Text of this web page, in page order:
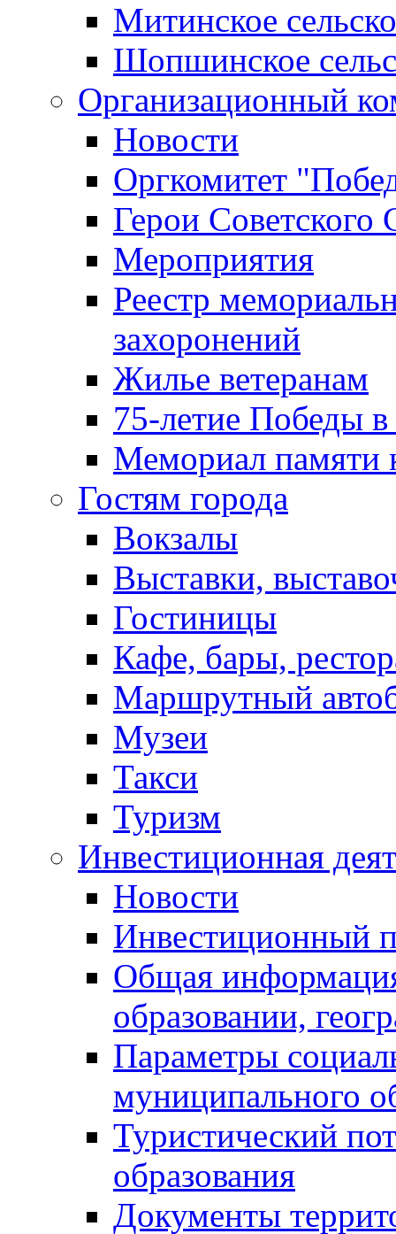
Митинское
Шопшинское
Организационный
Новости
Оргкомитет
Герои Советского
Мероприятия
Реестр
захоронений
Жилье ветеранам
75-летие Победы
Мемориал памяти
Гостям города
Вокзалы
Выставки,
Гостиницы
Кафе, бары,
Маршрутный
Музеи
Такси
Туризм
Инвестиционная
Новости
Инвестиционный
Общая
образовании,
Параметры
муниципального
Туристический
образования
Документы